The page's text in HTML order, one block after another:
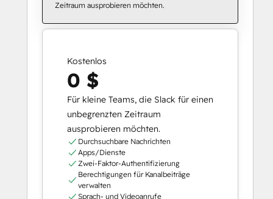
Zeitraum ausprobieren möchten.
Kostenlos
0 $
Für kleine Teams, die Slack für einen
unbegrenzten Zeitraum
ausprobieren möchten.
Durchsuchbare Nachrichten
Apps/Dienste
Zwei-Faktor-Authentifizierung
Berechtigungen für Kanalbeiträge
verwalten
Sprach- und Videoanrufe